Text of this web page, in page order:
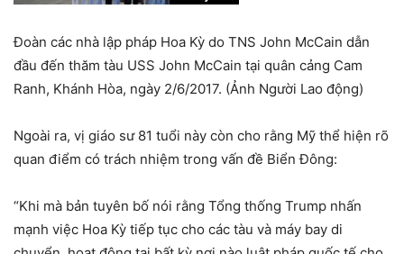
Đoàn các nhà lập pháp Hoa Kỳ do TNS John McCain dẫn
đầu đến thăm tàu USS John McCain tại quân cảng Cam
Ranh, Khánh Hòa, ngày 2/6/2017. (Ảnh Người Lao động)
Ngoài ra, vị giáo sư 81 tuổi này còn cho rằng Mỹ thể hiện rõ
quan điểm có trách nhiệm trong vấn đề Biển Đông:
“Khi mà bản tuyên bố nói rằng Tổng thống Trump nhấn
mạnh việc Hoa Kỳ tiếp tục cho các tàu và máy bay di